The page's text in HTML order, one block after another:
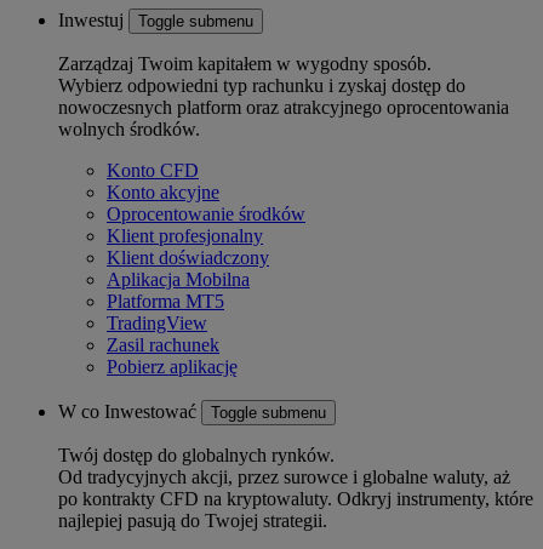
Inwestuj Toggle submenu
Zarządzaj Twoim kapitałem w wygodny sposób.
Wybierz odpowiedni typ rachunku i zyskaj dostęp do
nowoczesnych platform oraz atrakcyjnego oprocentowania
wolnych środków.
Konto CFD
Konto akcyjne
Oprocentowanie środków
Klient profesjonalny
Klient doświadczony
Aplikacja Mobilna
Platforma MT5
TradingView
Zasil rachunek
Pobierz aplikację
W co Inwestować Toggle submenu
Twój dostęp do globalnych rynków.
Od tradycyjnych akcji, przez surowce i globalne waluty, aż
po kontrakty CFD na kryptowaluty. Odkryj instrumenty, które
najlepiej pasują do Twojej strategii.